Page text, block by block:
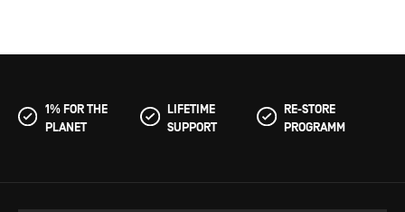
1% FOR THE
PLANET
LIFETIME
SUPPORT
RE-STORE
PROGRAMM